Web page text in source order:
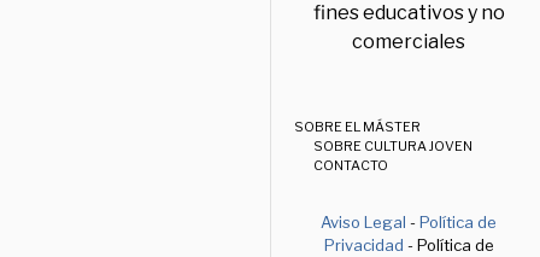
fines educativos y no
comerciales
SOBRE EL MÁSTER
SOBRE CULTURA JOVEN
CONTACTO
Aviso Legal -Política de
Privacidad - Política de